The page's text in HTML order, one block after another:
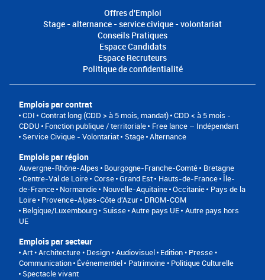
Offres d'Emploi
Stage - alternance - service civique - volontariat
Conseils Pratiques
Espace Candidats
Espace Recruteurs
Politique de confidentialité
Emplois par contrat
CDI Contrat long (CDD > à 5 mois, mandat) CDD < à 5 mois -
CDDU
Fonction publique / territoriale
Free lance – Indépendant
Service Civique - Volontariat
Stage Alternance
Emplois par région
Auvergne-Rhône-Alpes Bourgogne-Franche-Comté
Bretagne
Centre-Val de Loire Corse Grand Est Hauts-de-France Île-
de-France Normandie Nouvelle-Aquitaine Occitanie
Pays de la
Loire Provence-Alpes-Côte d'Azur
DROM-COM
Belgique/Luxembourg
Suisse Autre pays UE Autre pays hors
UE
Emplois par secteur
Art • Architecture • Design Audiovisuel Edition • Presse •
Communication Événementiel
Patrimoine • Politique Culturelle
Spectacle vivant